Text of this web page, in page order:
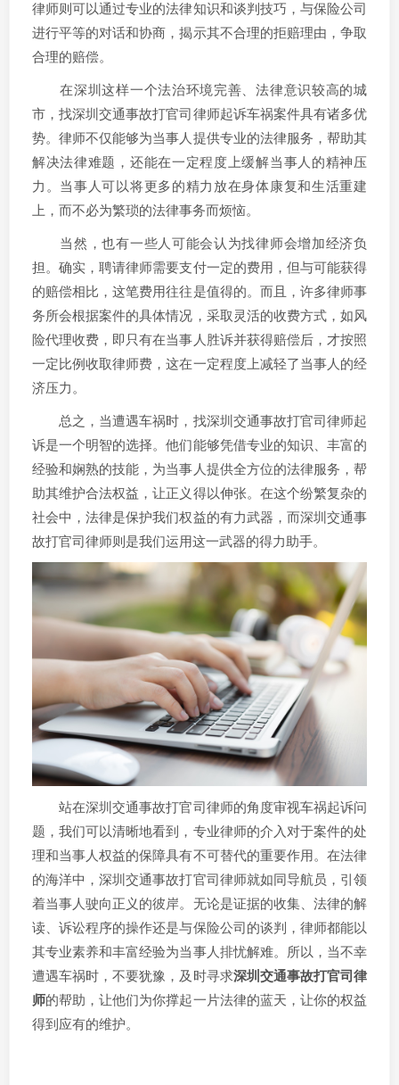
律师则可以通过专业的法律知识和谈判技巧，与保险公司
进行平等的对话和协商，揭示其不合理的拒赔理由，争取
合理的赔偿。
在深圳这样一个法治环境完善、法律意识较高的城
市，找深圳交通事故打官司律师起诉车祸案件具有诸多优
势。律师不仅能够为当事人提供专业的法律服务，帮助其
解决法律难题，还能在一定程度上缓解当事人的精神压
力。当事人可以将更多的精力放在身体康复和生活重建
上，而不必为繁琐的法律事务而烦恼。
当然，也有一些人可能会认为找律师会增加经济负
担。确实，聘请律师需要支付一定的费用，但与可能获得
的赔偿相比，这笔费用往往是值得的。而且，许多律师事
务所会根据案件的具体情况，采取灵活的收费方式，如风
险代理收费，即只有在当事人胜诉并获得赔偿后，才按照
一定比例收取律师费，这在一定程度上减轻了当事人的经
济压力。
总之，当遭遇车祸时，找深圳交通事故打官司律师起
诉是一个明智的选择。他们能够凭借专业的知识、丰富的
经验和娴熟的技能，为当事人提供全方位的法律服务，帮
助其维护合法权益，让正义得以伸张。在这个纷繁复杂的
社会中，法律是保护我们权益的有力武器，而深圳交通事
故打官司律师则是我们运用这一武器的得力助手。
站在深圳交通事故打官司律师的角度审视车祸起诉问
题，我们可以清晰地看到，专业律师的介入对于案件的处
理和当事人权益的保障具有不可替代的重要作用。在法律
的海洋中，深圳交通事故打官司律师就如同导航员，引领
着当事人驶向正义的彼岸。无论是证据的收集、法律的解
读、诉讼程序的操作还是与保险公司的谈判，律师都能以
其专业素养和丰富经验为当事人排忧解难。所以，当不幸
遭遇车祸时，不要犹豫，及时寻求深圳交通事故打官司律
师的帮助，让他们为你撑起一片法律的蓝天，让你的权益
得到应有的维护。